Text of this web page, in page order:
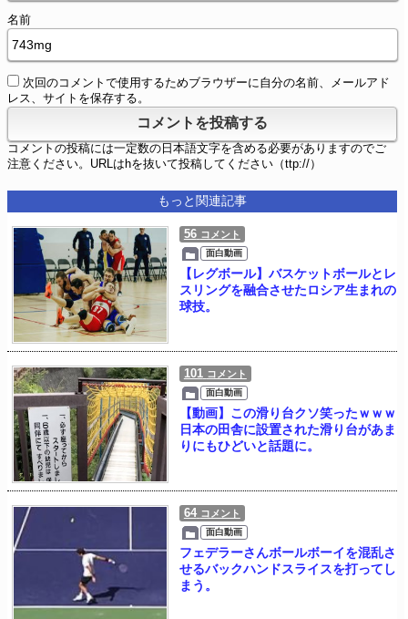
名前
次回のコメントで使用するためブラウザーに自分の名前、メールアド
レス、サイトを保存する。
コメントの投稿には一定数の日本語文字を含める必要がありますのでご
注意ください。URLはhを抜いて投稿してください（ttp://）
もっと関連記事
56 コメント
面白動画
【レグボール】バスケットボールとレ
スリングを融合させたロシア生まれの
球技。
101 コメント
面白動画
【動画】この滑り台クソ笑ったｗｗｗ
日本の田舎に設置された滑り台があま
りにもひどいと話題に。
64 コメント
面白動画
フェデラーさんボールボーイを混乱さ
せるバックハンドスライスを打ってし
まう。